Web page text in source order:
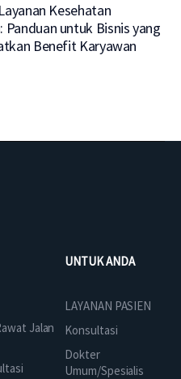
Kesehatan
Panduan untuk Bisnis yang
Benefit Karyawan
Jalan
UNTUK ANDA
LAYANAN PASIEN
Konsultasi
Dokter
Umum/Spesialis